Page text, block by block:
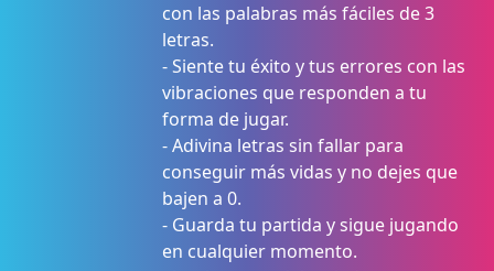
con las palabras más fáciles de 3
letras.
- Siente tu éxito y tus errores con las
vibraciones que responden a tu
forma de jugar.
- Adivina letras sin fallar para
conseguir más vidas y no dejes que
bajen a 0.
- Guarda tu partida y sigue jugando
en cualquier momento.